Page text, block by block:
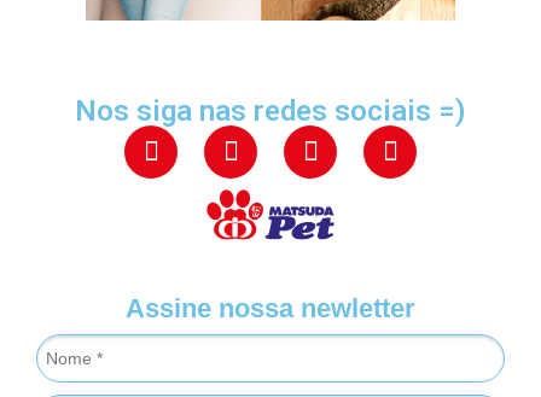
Nos siga nas redes sociais =)
Assine nossa newletter